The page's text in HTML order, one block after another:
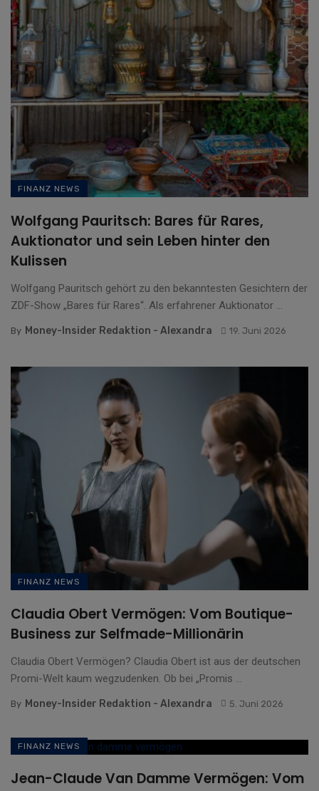
FINANZ NEWS
Wolfgang Pauritsch: Bares für Rares,
Auktionator und sein Leben hinter den
Kulissen
Wolfgang Pauritsch gehört zu den bekanntesten Gesichtern der
ZDF-Show „Bares für Rares“. Als erfahrener Auktionator ...
By Money-Insider Redaktion - Alexandra 19. Juni 2026
FINANZ NEWS
Claudia Obert Vermögen: Vom Boutique-
Business zur Selfmade-Millionärin
Claudia Obert Vermögen? Claudia Obert ist aus der deutschen
Promi-Welt kaum wegzudenken. Ob bei „Promis ...
By Money-Insider Redaktion - Alexandra 5. Juni 2026
FINANZ NEWS
Jean-Claude Van Damme Vermögen: Vom